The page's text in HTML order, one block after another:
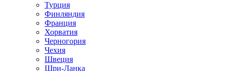
Турция
Финляндия
Франция
Хорватия
Черногория
Чехия
Швеция
Шри-Ланка